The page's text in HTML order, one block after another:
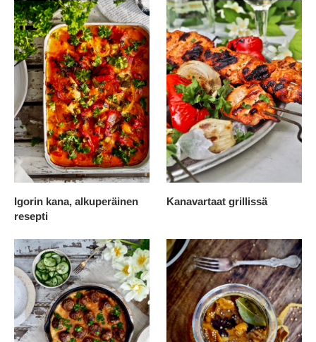
Igorin kana, alkuperäinen
resepti
Kanavartaat grillissä